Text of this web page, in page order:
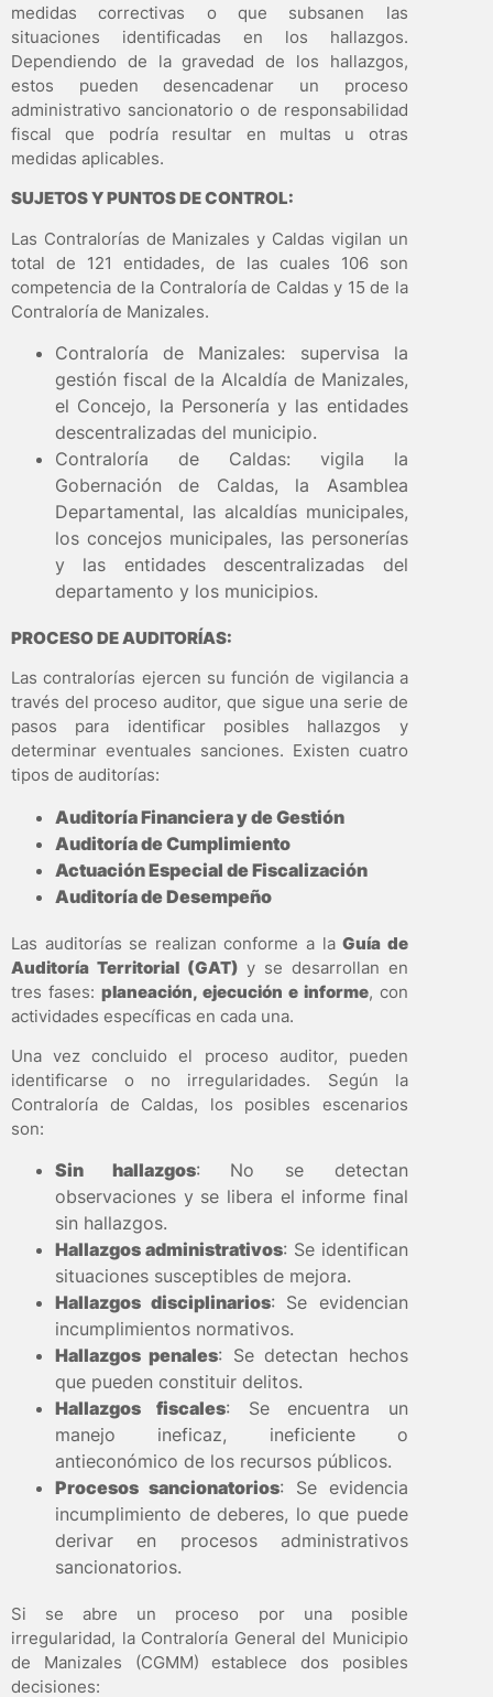
medidas correctivas o que subsanen las
situaciones identificadas en los hallazgos.
Dependiendo de la gravedad de los hallazgos,
estos pueden desencadenar un proceso
administrativo sancionatorio o de responsabilidad
fiscal que podría resultar en multas u otras
medidas aplicables.
SUJETOS Y PUNTOS DE CONTROL:
Las Contralorías de Manizales y Caldas vigilan un
total de 121 entidades, de las cuales 106 son
competencia de la Contraloría de Caldas y 15 de la
Contraloría de Manizales.
Contraloría de Manizales: supervisa la
gestión fiscal de la Alcaldía de Manizales,
el Concejo, la Personería y las entidades
descentralizadas del municipio.
Contraloría de Caldas: vigila la
Gobernación de Caldas, la Asamblea
Departamental, las alcaldías municipales,
los concejos municipales, las personerías
y las entidades descentralizadas del
departamento y los municipios.
PROCESO DE AUDITORÍAS:
Las contralorías ejercen su función de vigilancia a
través del proceso auditor, que sigue una serie de
pasos para identificar posibles hallazgos y
determinar eventuales sanciones. Existen cuatro
tipos de auditorías:
Auditoría Financiera y de Gestión
Auditoría de Cumplimiento
Actuación Especial de Fiscalización
Auditoría de Desempeño
Las auditorías se realizan conforme a laGuía de
Auditoría Territorial (GAT) y se desarrollan en
tres fases: planeación, ejecución e informe, con
actividades específicas en cada una.
Una vez concluido el proceso auditor, pueden
identificarse o no irregularidades. Según la
Contraloría de Caldas, los posibles escenarios
son:
Sin hallazgos: No se detectan
observaciones y se libera el informe final
sin hallazgos.
Hallazgos administrativos: Se identifican
situaciones susceptibles de mejora.
Hallazgos disciplinarios: Se evidencian
incumplimientos normativos.
Hallazgos penales: Se detectan hechos
que pueden constituir delitos.
Hallazgos fiscales: Se encuentra un
manejo ineficaz, ineficiente o
antieconómico de los recursos públicos.
Procesos sancionatorios: Se evidencia
incumplimiento de deberes, lo que puede
derivar en procesos administrativos
sancionatorios.
Si se abre un proceso por una posible
irregularidad, la Contraloría General del Municipio
de Manizales (CGMM) establece dos posibles
decisiones: